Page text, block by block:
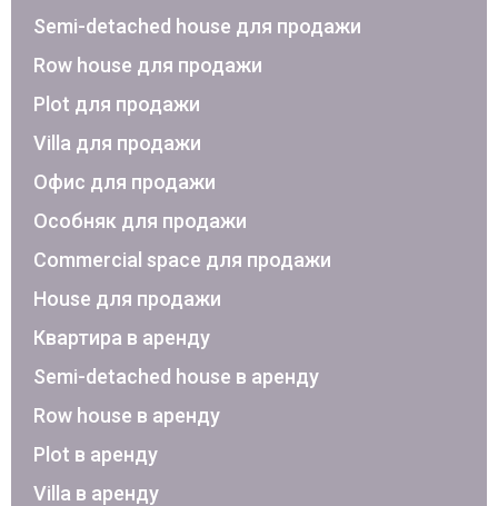
Semi-detached house для продажи
Row house для продажи
Plot для продажи
Villa для продажи
Офис для продажи
Особняк для продажи
Commercial space для продажи
House для продажи
Квартира в аренду
Semi-detached house в аренду
Row house в аренду
Plot в аренду
Villa в аренду